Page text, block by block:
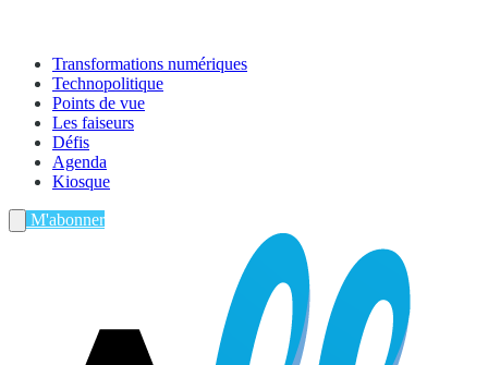
Transformations numériques
Technopolitique
Points de vue
Les faiseurs
Défis
Agenda
Kiosque
M'abonner